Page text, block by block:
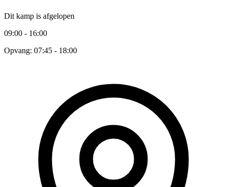
Dit kamp is afgelopen
09:00 - 16:00
Opvang: 07:45 - 18:00